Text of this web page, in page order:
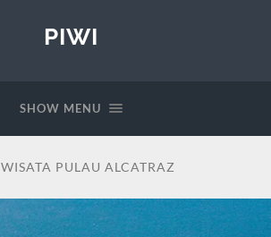
PIWI
SHOW MENU
WISATA PULAU ALCATRAZ